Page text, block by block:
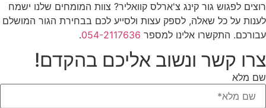
רוצים לפגוש גור קינג צ'ארלס קוואליר? צוות המומחים שלנו ישמח
לענות על כל שאלה, לספק עצות ולסייע לכם בבחירת הגור המושלם
עבורכם. התקשרו אלינו למספר 054-2117636
.
צרו קשר ונשוב אליכם בהקדם!
שם מלא